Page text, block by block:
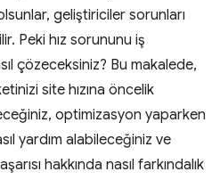
geliştiriciler sorunları
Peki hız sorununu iş
çözeceksiniz? Bu makalede,
site hızına öncelik
optimizasyon yaparken
yardım alabileceğiniz ve
hakkında nasıl farkındalık